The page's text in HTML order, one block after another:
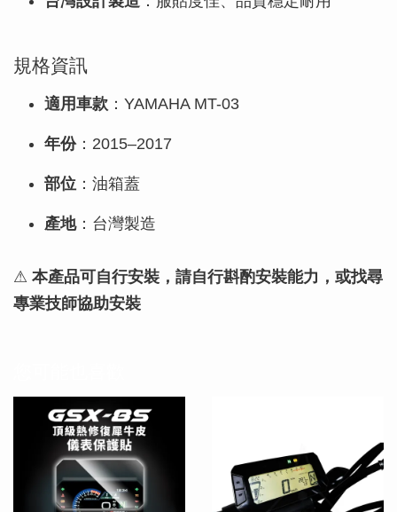
規格資訊
適用車款 ：YAMAHA MT-03
年份：2015–2017
部位 ：油箱蓋
產地：台灣製造
⚠ 本產品可自行安裝，請自行斟酌安裝能力，或找尋
專業技師協助安裝